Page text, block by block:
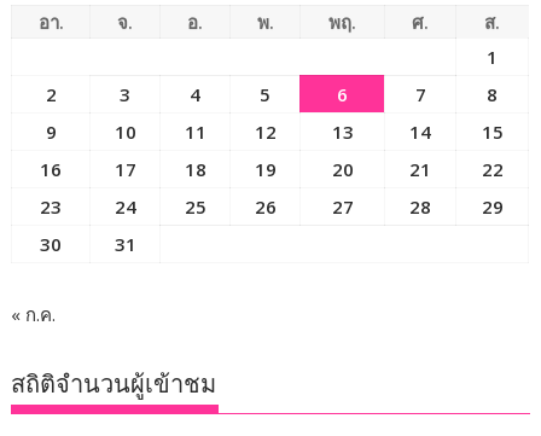
อา. จ. อ. พ. พฤ. ศ.
ส.
1
2
3 4 5 6 7
8
9
10 11 12 13 14
15
16
17 18 19 20 21
22
23
24 25 26 27 28
29
30
31
« ก.ค.
สถิติจำนวนผู้เข้าชม